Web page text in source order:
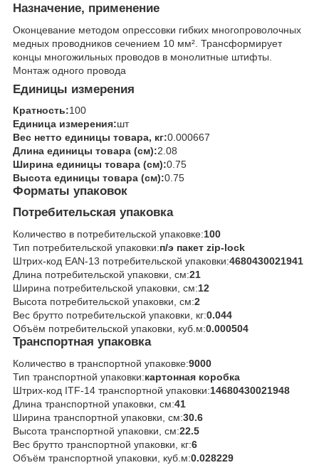
Назначение, применение
Оконцевание методом опрессовки гибких многопроволочных
медных проводников сечением 10 мм². Трансформирует
концы многожильных проводов в монолитные штифты.
Монтаж одного провода
Единицы измерения
Кратность:100
Единица измерения:шт
Вес нетто единицы товара, кг:0.000667
Длина единицы товара (см):2.08
Ширина единицы товара (см):0.75
Высота единицы товара (см):0.75
Форматы упаковок
Потребительская упаковка
Количество в потребительской упаковке:100
Тип потребительской упаковки:п/э пакет zip-lock
Штрих-код EAN-13 потребительской упаковки:4680430021941
Длина потребительской упаковки, см:21
Ширина потребительской упаковки, см:12
Высота потребительской упаковки, см:2
Вес брутто потребительской упаковки, кг:0.044
Объём потребительской упаковки, куб.м:0.000504
Транспортная упаковка
Количество в транспортной упаковке:9000
Тип транспортной упаковки:картонная коробка
Штрих-код ITF-14 транспортной упаковки:14680430021948
Длина транспортной упаковки, см:41
Ширина транспортной упаковки, см:30.6
Высота транспортной упаковки, см:22.5
Вес брутто транспортной упаковки, кг:6
Объём транспортной упаковки, куб.м:0.028229